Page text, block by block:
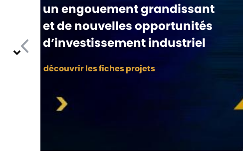
un engouement grandissant
et de nouvelles opportunités
d’investissement industriel
découvrir les fiches projets